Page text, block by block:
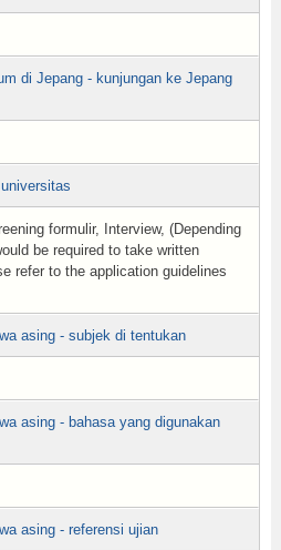
di Jepang - kunjungan ke Jepang
formulir, Interview, (Depending
be required to take written
refer to the application guidelines
asing - subjek di tentukan
asing - bahasa yang digunakan
asing - referensi ujian